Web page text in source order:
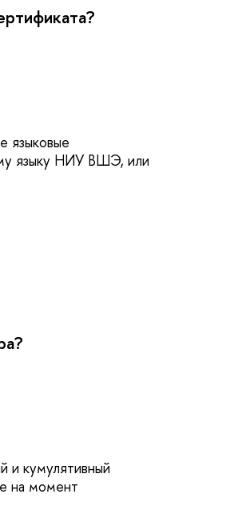
языковые
языку НИУ ВШЭ, или
и кумулятивный
на момент